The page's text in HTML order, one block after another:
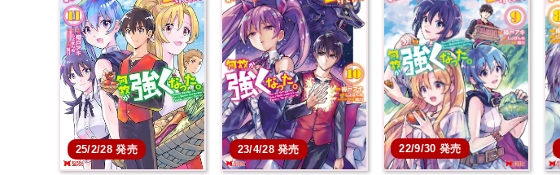
25/2/28 発売 23/4/28 発売 22/9/30 発売